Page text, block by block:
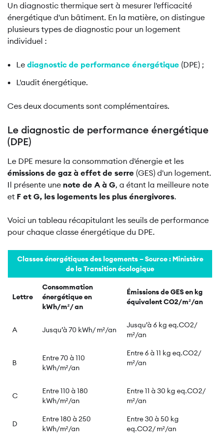
Un diagnostic thermique sert à mesurer l'efficacité
énergétique d'un bâtiment. En la matière, on distingue
plusieurs types de diagnostic pour un logement
individuel :
Le diagnostic de performance énergétique (DPE) ;
L'audit énergétique.
Ces deux documents sont complémentaires.
Le diagnostic de performance énergétique
(DPE)
Le DPE mesure la consommation d'énergie et les
émissions de gaz à effet de serre (GES) d'un logement.
Il présente une note de A à G, a étant la meilleure note
et F et G, les logements les plus énergivores.
Voici un tableau récapitulant les seuils de performance
pour chaque classe énergétique du DPE.
Classes énergétiques des logements – Source : Ministère
de la Transition écologique
Lettre
Consommation
énergétique en
kWh/m²/ an
Émissions de GES en kg
équivalent CO2/m²/an
A Jusqu’à 70 kWh/ m²/an
Jusqu’à 6 kg eq.CO2/
m²/an
B
Entre 70 à 110
kWh/m²/an
Entre 6 à 11 kg eq.CO2/
m²/an
C
Entre 110 à 180
kWh/m²/an
Entre 11 à 30 kg eq.CO2/
m²/an
D
Entre 180 à 250
kWh/m²/an
Entre 30 à 50 kg
eq.CO2/ m²/an